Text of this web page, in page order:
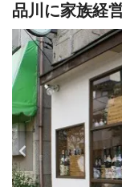
品川に家族経